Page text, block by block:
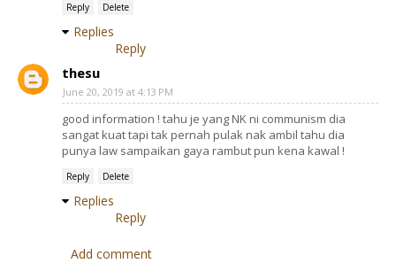
Reply Delete
Replies
Reply
thesu
June 20, 2019 at 4:13 PM
good information ! tahu je yang NK ni communism dia
sangat kuat tapi tak pernah pulak nak ambil tahu dia
punya law sampaikan gaya rambut pun kena kawal !
Reply Delete
Replies
Reply
Add comment